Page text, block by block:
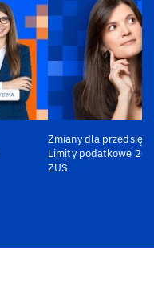
Zmiany dla
Limity podatkowe
ZUS